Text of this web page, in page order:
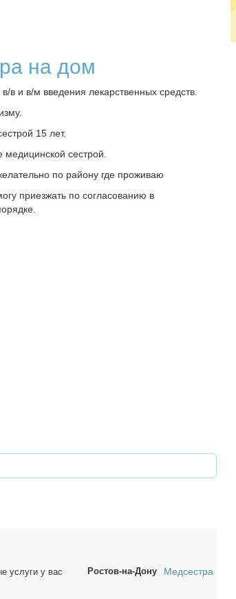
на дом
в и в/м введения лекарственных средств.
15 лет.
медицинской сестрой.
по району где проживаю
приезжать по согласованию в
услу­ги у вас
Ростов-на-Дону Медсестра